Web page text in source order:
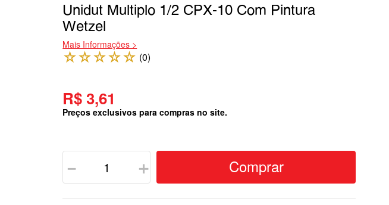
Unidut Multiplo 1/2 CPX-10 Com Pintura
Wetzel
Mais Informações >
☆☆☆☆☆ (0)
R$ 3,61
Preços exclusivos para compras no site.
＋
－ Comprar